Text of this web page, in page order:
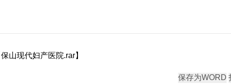
保山现代妇产医院.rar】